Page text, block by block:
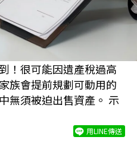
！很可能因遺產稅過高
族會提前規劃可動用的
無須被迫出售資產。 示
用LINE傳送